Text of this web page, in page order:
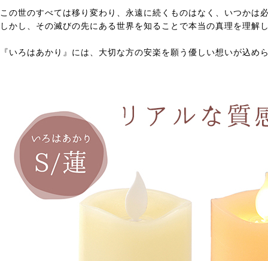
この世のすべては移り変わり、永遠に続くものはなく、いつかは
しかし、その滅びの先にある世界を知ることで本当の真理を理解
『いろはあかり』には、大切な方の安楽を願う優しい想いが込め